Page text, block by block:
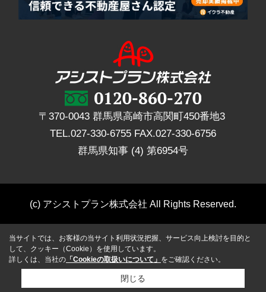
〒370-0043 群馬県高崎市高関町450番地3
TEL.027-330-6755 FAX.027-330-6756
群馬県知事 (4) 第6954号
(c) アシストプラン株式会社 All Rights Reserved.
当サイトでは、お客様の当サイト利用状況把握、サービス向上検討を目的と
して、クッキー（Cookie）を使用しています。
詳しくは、当社の 「Cookieの取扱いについて」 をご確認ください。
閉じる